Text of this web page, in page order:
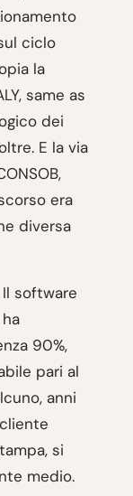
ciclo
la
same as
dei
E la via
era
diversa
software
90%,
pari al
anni
si
medio.